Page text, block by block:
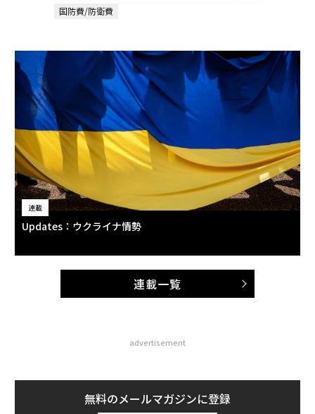
国防費/防衛費
連載
Updates：ウクライナ情勢
連載一覧
advertisement
無料のメールマガジンに登録